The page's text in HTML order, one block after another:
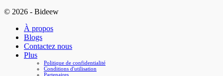
© 2026 - Bideew
À propos
Blogs
Contactez nous
Plus
Politique de confidentialité
Conditions d'utilisation
Partenaires